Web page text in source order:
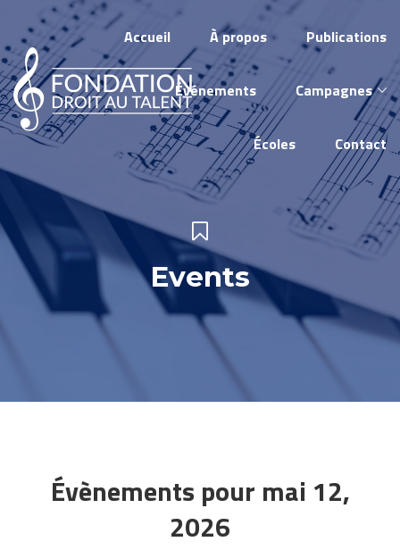
Accueil À propos Publications
Événements Campagnes
Écoles Contact
Events
Évènements pour mai 12,
2026